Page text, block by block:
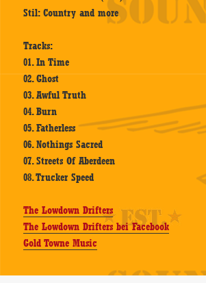
Stil: Country and more
Tracks:
01. In Time
02. Ghost
03. Awful Truth
04. Burn
05. Fatherless
06. Nothings Sacred
07. Streets Of Aberdeen
08. Trucker Speed
The Lowdown Drifters
The Lowdown Drifters bei Facebook
Gold Towne Music